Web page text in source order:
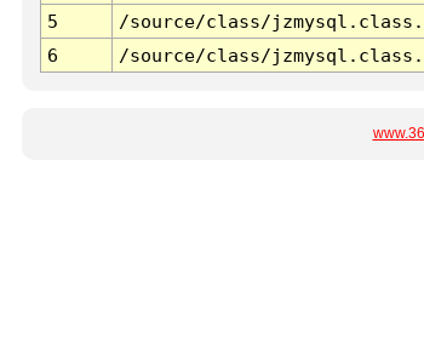
5
/source/class/
6
/source/class/